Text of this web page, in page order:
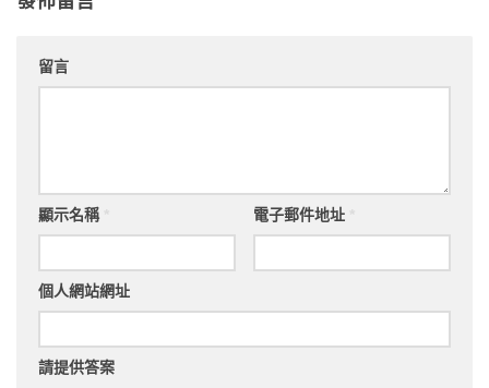
留言
顯示名稱 電子郵件地址
個人網站網址
請提供答案